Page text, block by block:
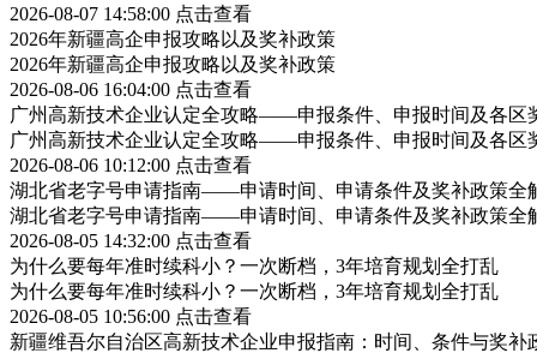
2026-08-07 14:58:00 点击查看
2026年新疆高企申报攻略以及奖补政策
2026年新疆高企申报攻略以及奖补政策
2026-08-06 16:04:00 点击查看
广州高新技术企业认定全攻略——申报条件、申报时间及各区
广州高新技术企业认定全攻略——申报条件、申报时间及各区
2026-08-06 10:12:00 点击查看
湖北省老字号申请指南——申请时间、申请条件及奖补政策全
湖北省老字号申请指南——申请时间、申请条件及奖补政策全
2026-08-05 14:32:00 点击查看
为什么要每年准时续科小？一次断档，3年培育规划全打乱
为什么要每年准时续科小？一次断档，3年培育规划全打乱
2026-08-05 10:56:00 点击查看
新疆维吾尔自治区高新技术企业申报指南：时间、条件与奖补